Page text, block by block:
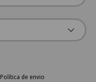
Política de envio